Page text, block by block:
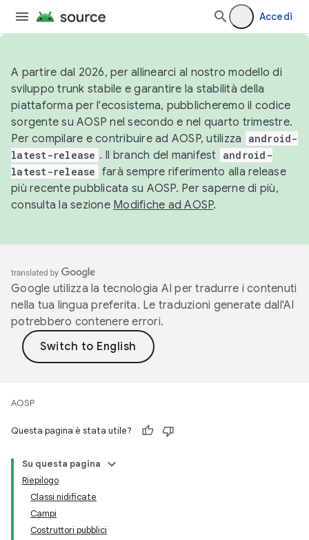
Accedi
A partire dal 2026, per allinearci al nostro modello di
sviluppo trunk stabile e garantire la stabilità della
piattaforma per l'ecosistema, pubblicheremo il codice
sorgente su AOSP nel secondo e nel quarto trimestre.
Per compilare e contribuire ad AOSP, utilizza
android-
latest-release . Il branch del manifest android-
latest-release farà sempre riferimento alla release
più recente pubblicata su AOSP. Per saperne di più,
consulta la sezione Modifiche ad AOSP.
Google utilizza la tecnologia AI per tradurre i contenuti
nella tua lingua preferita. Le traduzioni generate dall'AI
potrebbero contenere errori.
AOSP
Questa pagina è stata utile?
Su questa pagina
Riepilogo
Classi nidificate
Campi
Costruttori pubblici